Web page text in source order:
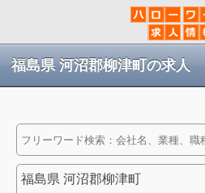
福島県 河沼郡柳津町の求人